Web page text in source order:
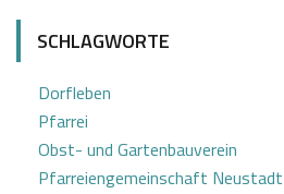
4t
SCHLAGWORTE
Dorfleben
Pfarrei
Obst- und Gartenbauverein
Pfarreiengemeinschaft